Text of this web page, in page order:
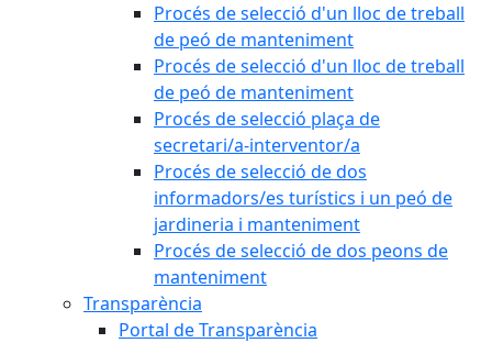
Procés de selecció d'un lloc de treball
de peó de manteniment
Procés de selecció d'un lloc de treball
de peó de manteniment
Procés de selecció plaça de
secretari/a-interventor/a
Procés de selecció de dos
informadors/es turístics i un peó de
jardineria i manteniment
Procés de selecció de dos peons de
manteniment
Transparència
Portal de Transparència